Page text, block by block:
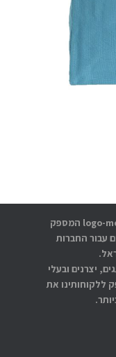
אתוס עסקים מפעילה את אתר logo-me.co.il המספק
עבור החברות
יצרנים ובעלי
ללקוחותינו את